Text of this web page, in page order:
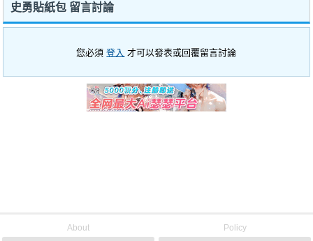
史勇貼紙包 留言討論
您必須登入 才可以發表或回覆留言討論
About Policy